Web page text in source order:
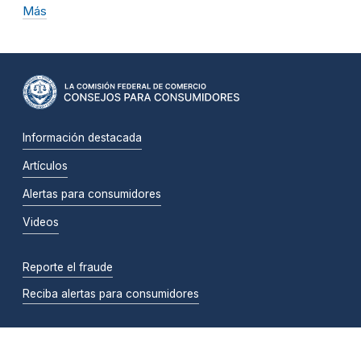
Más
Información destacada
Artículos
Alertas para consumidores
Videos
Reporte el fraude
Reciba alertas para consumidores